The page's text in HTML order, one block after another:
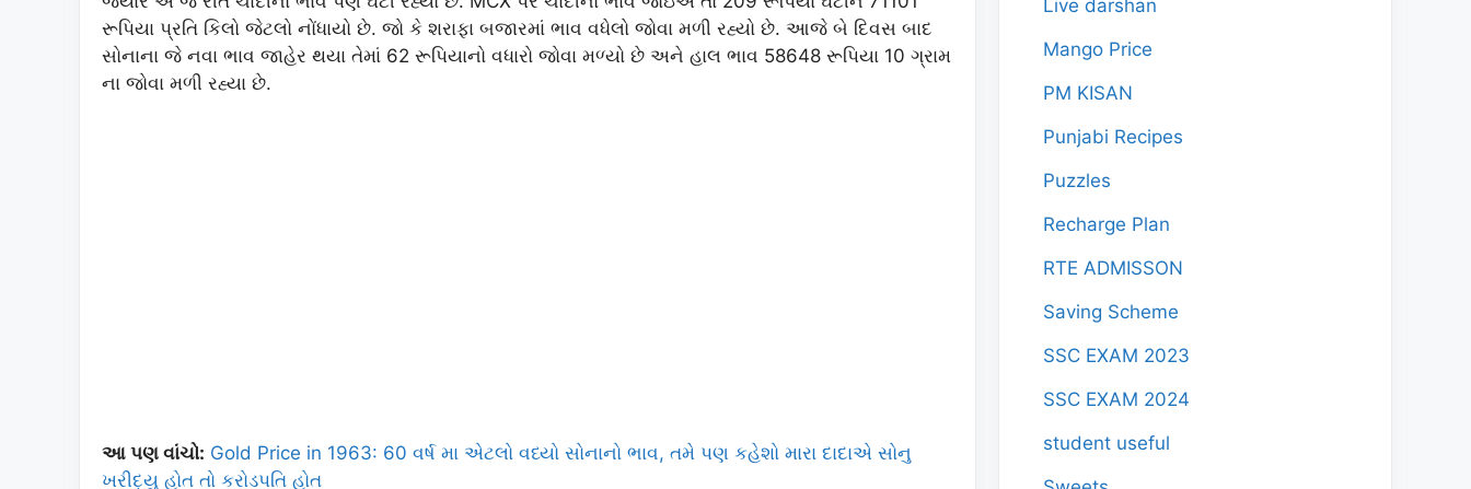
રૂપિયા પ્રતિ કિલો જેટલો નોંધાયો છે. જો કે શરાફા બજારમાં ભાવ વધેલો જોવા મળી રહ્યો છે. આજે બે દિવસ બાદ
સોનાના જે નવા ભાવ જાહેર થયા તેમાં 62 રૂપિયાનો વધારો જોવા મળ્યો છે અને હાલ ભાવ 58648 રૂપિયા 10 ગ્રામ
ના જોવા મળી રહ્યા છે.
આ પણ વાંચો: Gold Price in 1963: 60 વર્ષ મા એટલો વધ્યો સોનાનો ભાવ, તમે પણ કહેશો મારા દાદાએ સોનુ
ખરીદ્યુ હોત તો કરોડપતિ હોત
Live darshan
Mango Price
PM KISAN
Punjabi Recipes
Puzzles
Recharge Plan
RTE ADMISSON
Saving Scheme
SSC EXAM 2023
SSC EXAM 2024
student useful